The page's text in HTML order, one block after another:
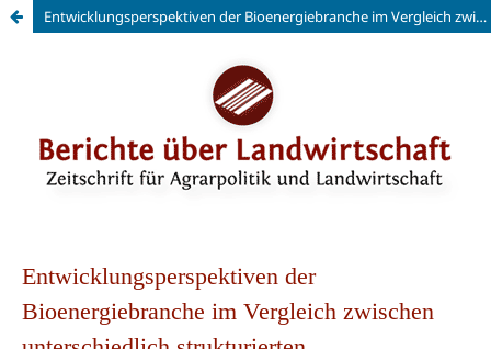
Entwicklungsperspektiven der Bioenergiebranche im Vergleich zwischen unterschiedlich strukturierten Wirtschaftsräumen